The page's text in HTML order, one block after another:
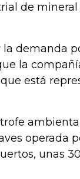
de mineral
demanda
la
está
operada
unas